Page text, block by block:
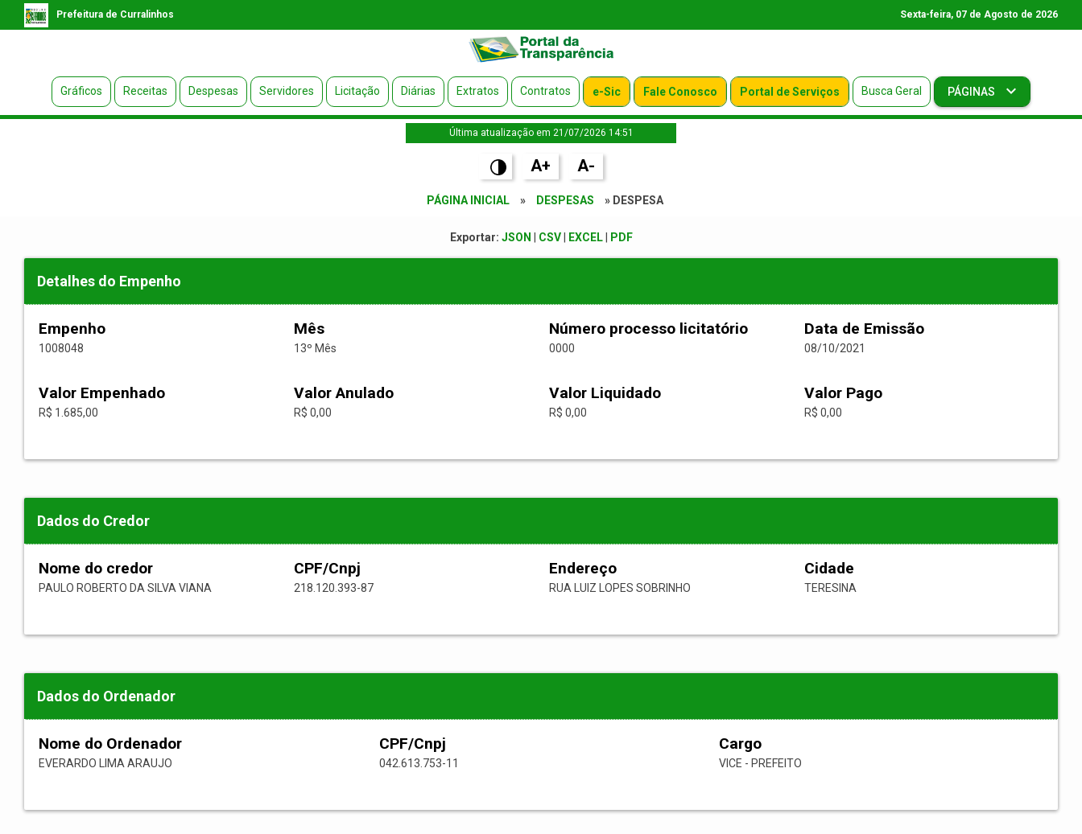
Prefeitura de Curralinhos Sexta-feira, 07 de Agosto de 2026
Gráficos Receitas Despesas Servidores Licitação Diárias Extratos Contratos e-Sic Fale Conosco Portal de Serviços Busca Geral PÁGINAS
Última atualização em 21/07/2026 14:51
A+ A-
PÁGINA INICIAL » DESPESAS » DESPESA
Exportar: JSON CSV| EXCEL| PDF
Detalhes do Empenho
Empenho
1008048
Mês
13º Mês
Número processo licitatório
0000
Data de Emissão
08/10/2021
Valor Empenhado
R$ 1.685,00
Valor Anulado
R$ 0,00
Valor Liquidado
R$ 0,00
Valor Pago
R$ 0,00
Dados do Credor
Nome do credor
PAULO ROBERTO DA SILVA VIANA
CPF/Cnpj
218.120.393-87
Endereço
RUA LUIZ LOPES SOBRINHO
Cidade
TERESINA
Dados do Ordenador
Nome do Ordenador
EVERARDO LIMA ARAUJO
CPF/Cnpj
042.613.753-11
Cargo
VICE - PREFEITO